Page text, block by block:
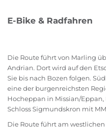
E-Bike & Radfahren
Die Route führt von Marling
Andrian. Dort wird auf den
Sie bis nach Bozen folgen.
eine der burgenreichsten
Hocheppan in Missian/
Schloss Sigmundskron mit
Die Route führt am